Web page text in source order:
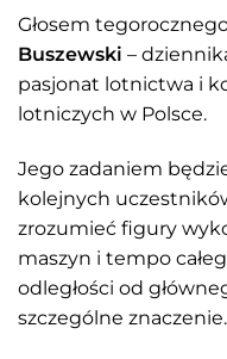
Głosem
Buszewski –
pasjonat lotnictwa i
lotniczych w Polsce.
Jego zadaniem
kolejnych
zrozumieć figury
maszyn i tempo
odległości od
szczególne znaczenie.